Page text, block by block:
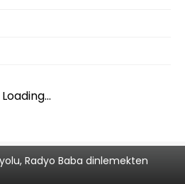
Loading...
Radyo Baba dinlemekten